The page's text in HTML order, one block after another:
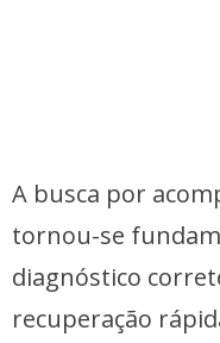
A busca por
tornou-se
diagnóstico
recuperação